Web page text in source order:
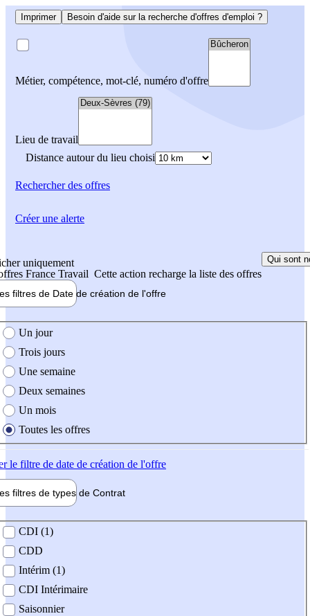
Imprimer Besoin d'aide sur la recherche d'offres d'emploi ?
Métier, compétence, mot-clé, numéro d'offre
Lieu de travail
Distance autour du lieu choisi
Rechercherdes offres
uniquement
France Travail Cette action recharge la liste des offres
Qui sont
filtres de Date de création de l'offre
création de l'offre
Un jour
Trois jours
Une semaine
Deux semaines
Un mois
Toutes les offres
le filtre de date de création de l'offre
filtres de types de Contrat
contrat
CDI (1)
CDD
Intérim (1)
CDI Intérimaire
Saisonnier
Créer une alerte